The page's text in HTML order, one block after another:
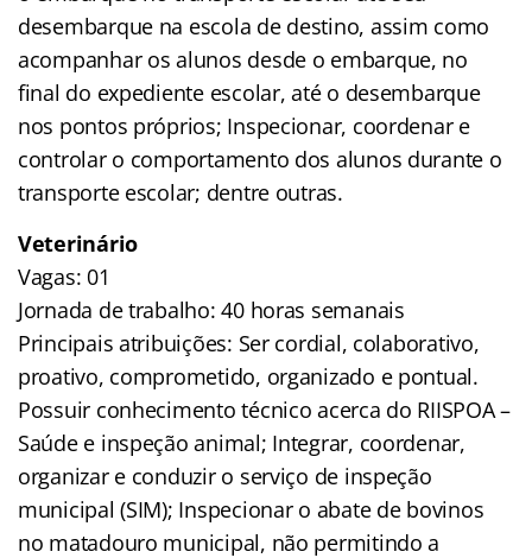
desembarque na escola de destino, assim como
acompanhar os alunos desde o embarque, no
final do expediente escolar, até o desembarque
nos pontos próprios; Inspecionar, coordenar e
controlar o comportamento dos alunos durante o
transporte escolar; dentre outras.
Veterinário
Vagas: 01
Jornada de trabalho: 40 horas semanais
Principais atribuições: Ser cordial, colaborativo,
proativo, comprometido, organizado e pontual.
Possuir conhecimento técnico acerca do RIISPOA –
Saúde e inspeção animal; Integrar, coordenar,
organizar e conduzir o serviço de inspeção
municipal (SIM); Inspecionar o abate de bovinos
no matadouro municipal, não permitindo a